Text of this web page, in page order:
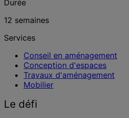
Durée
12 semaines
Services
Conseil en aménagement
Conception d'espaces
Travaux d'aménagement
Mobilier
Le défi